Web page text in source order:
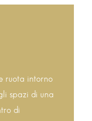
ruota intorno
spazi di una
di